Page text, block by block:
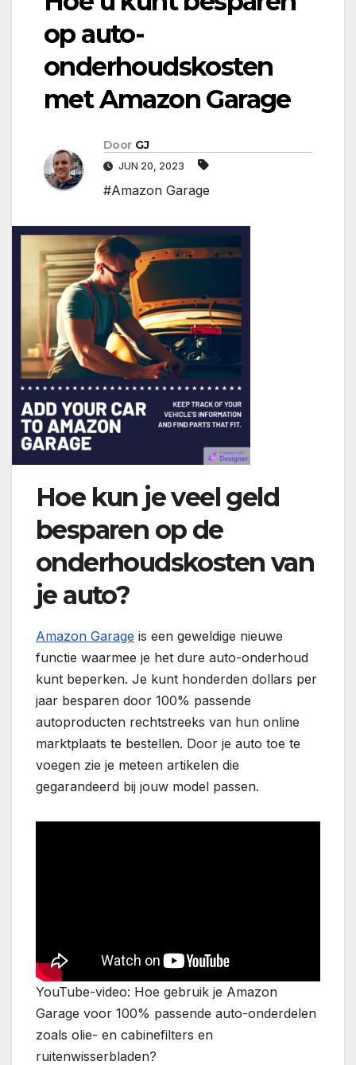
op auto-
onderhoudskosten
met Amazon Garage
Door GJ
JUN 20, 2023
#Amazon Garage
Hoe kun je veel geld
besparen op de
onderhoudskosten van
je auto?
Amazon Garage is een geweldige nieuwe
functie waarmee je het dure auto-onderhoud
kunt beperken. Je kunt honderden dollars per
jaar besparen door 100% passende
autoproducten rechtstreeks van hun online
marktplaats te bestellen. Door je auto toe te
voegen zie je meteen artikelen die
gegarandeerd bij jouw model passen.
YouTube-video: Hoe gebruik je Amazon
Garage voor 100% passende auto-onderdelen
zoals olie- en cabinefilters en
ruitenwisserbladen?